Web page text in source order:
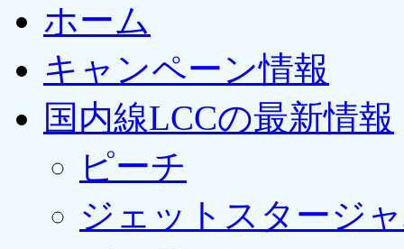
ホーム
キャンペーン情報
国内線LCCの最新情報
ピーチ
ジェットスタージ